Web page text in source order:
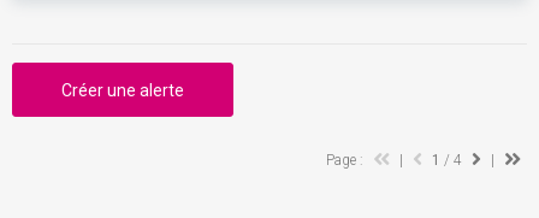
Créer une alerte
Page : 1 / 4